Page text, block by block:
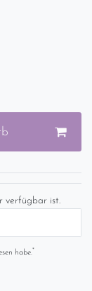
verfügbar ist.
habe.*